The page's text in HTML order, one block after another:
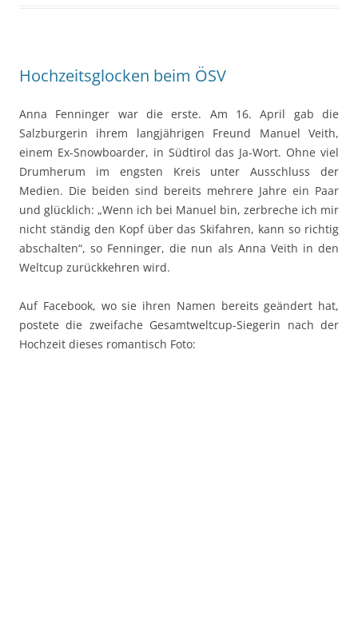
Hochzeitsglocken beim ÖSV
Anna Fenninger war die erste. Am 16. April gab die
Salzburgerin ihrem langjährigen Freund Manuel Veith,
einem Ex-Snowboarder, in Südtirol das Ja-Wort. Ohne viel
Drumherum im engsten Kreis unter Ausschluss der
Medien. Die beiden sind bereits mehrere Jahre ein Paar
und glücklich: „Wenn ich bei Manuel bin, zerbreche ich mir
nicht ständig den Kopf über das Skifahren, kann so richtig
abschalten“, so Fenninger, die nun als Anna Veith in den
Weltcup zurückkehren wird.
Auf Facebook, wo sie ihren Namen bereits geändert hat,
postete die zweifache Gesamtweltcup-Siegerin nach der
Hochzeit dieses romantisch Foto: